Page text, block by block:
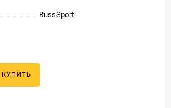
RussSport
КУПИТЬ